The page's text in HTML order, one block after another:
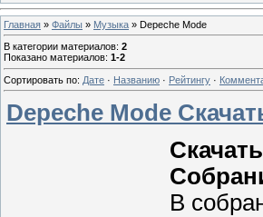
Главная » Файлы » Музыка » Depeche Mode
В категории материалов: 2
Показано материалов: 1-2
Сортировать по: Дате · Названию · Рейтингу ·
Depeche Mode
В